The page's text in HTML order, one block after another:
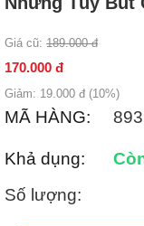
Giá cũ: 189.000 đ
170.000 đ
Giảm: 19.000 đ (10%)
MÃ HÀNG:
Khả dụng:
Số lượng: